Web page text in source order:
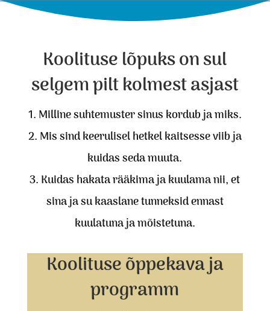
Koolituse lõpuks on sul
selgem pilt kolmest asjast
1. Milline suhtemuster sinus kordub ja miks.
2. Mis sind keerulisel hetkel kaitsesse viib ja
kuidas seda muuta.
3. Kuidas hakata rääkima ja kuulama nii, et
sina ja su kaaslane tunneksid ennast
kuulatuna ja mõistetuna.
Koolituse õppekava ja
programm